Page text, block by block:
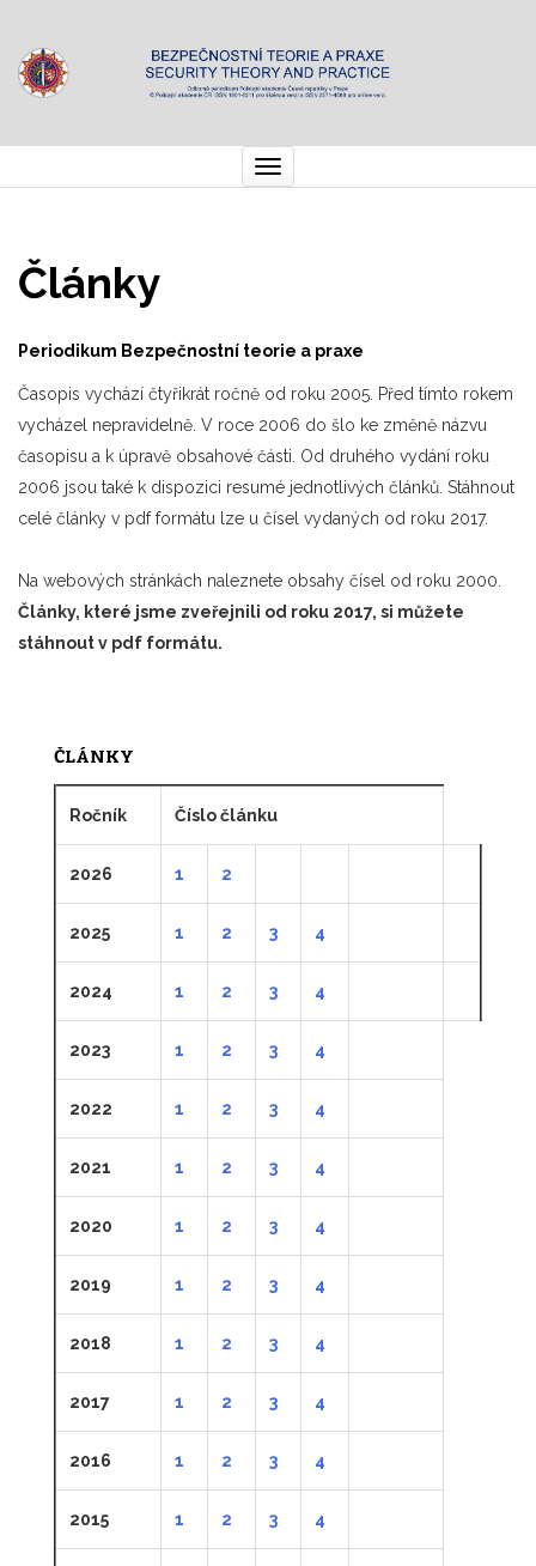
Toggle
navigation
Články
Periodikum Bezpečnostní teorie a praxe
Časopis vychází čtyřikrát ročně od roku 2005. Před tímto rokem
vycházel nepravidelně. V roce 2006 do šlo ke změně názvu
časopisu a k úpravě obsahové části. Od druhého vydání roku
2006 jsou také k dispozici resumé jednotlivých článků. Stáhnout
celé články v pdf formátu lze u čísel vydaných od roku 2017.
Na webových stránkách naleznete obsahy čísel od roku 2000.
Články, které jsme zveřejnili od roku 2017, si můžete
stáhnout v pdf formátu.
ČLÁNKY
Ročník Číslo článku
2026 1 2
2025 1 2 3 4
2024 1 2 3 4
2023 1 2 3 4
2022 1 2 3 4
2021 1 2 3 4
2020 1 2 3 4
2019 1 2 3 4
2018 1 2 3 4
2017 1 2 3 4
2016 1 2 3 4
2015 1 2 3 4